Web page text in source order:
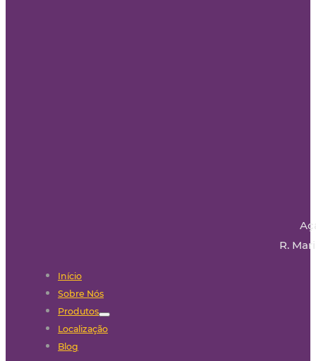
R.
Início
Sobre Nós
Produtos
Localização
Blog